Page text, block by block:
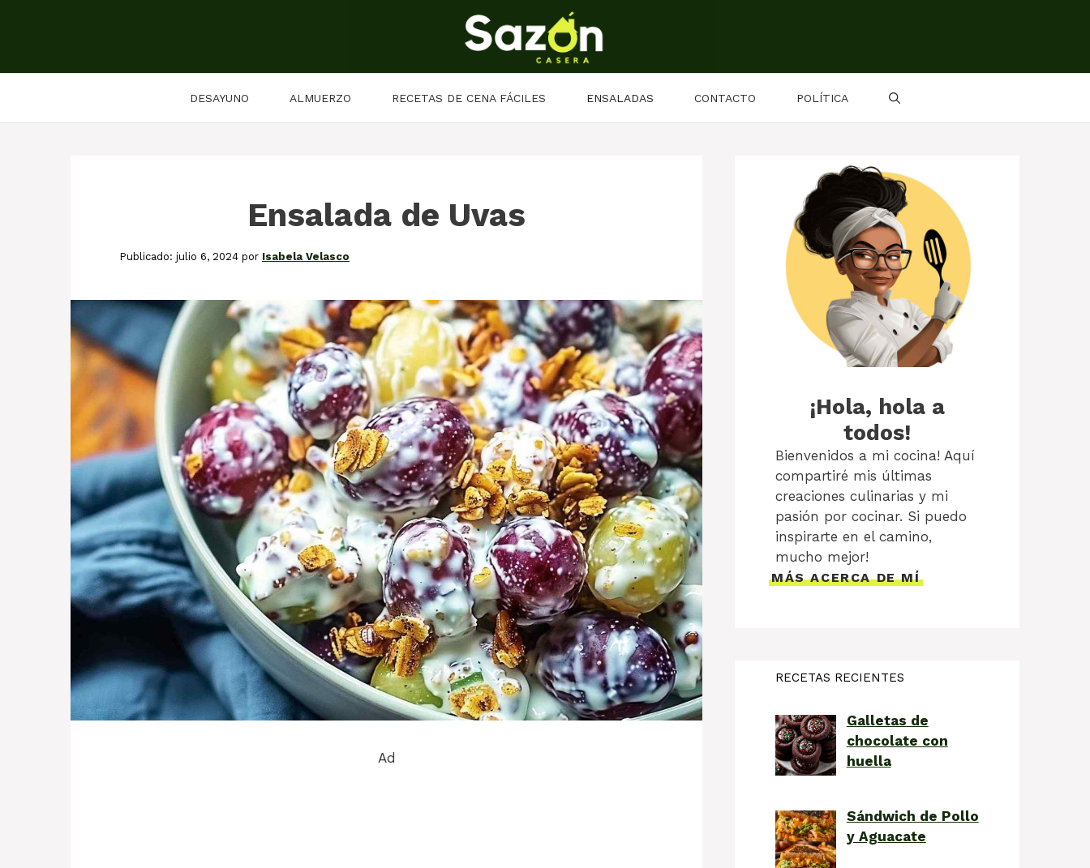
DESAYUNO ALMUERZO RECETAS DE CENA FÁCILES ENSALADAS CONTACTO POLÍTICA
Ensalada de Uvas
julio 6, 2024 por Isabela Velasco
Ad
¡Hola, hola a
todos!
Bienvenidos a mi cocina! Aquí
compartiré mis últimas
creaciones culinarias y mi
pasión por cocinar. Si puedo
inspirarte en el camino,
mucho mejor!
MÁS ACERCA DE MÍ
RECETAS RECIENTES
Galletas de
chocolate con
huella
Sándwich de Pollo
y Aguacate